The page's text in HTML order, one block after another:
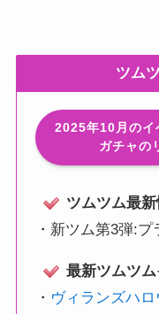
ツム
2025年10月のイ
ガチャの
ツムツム最
・ 新ツム第3弾:プ
最新ツムツ
・ ヴィランズハ